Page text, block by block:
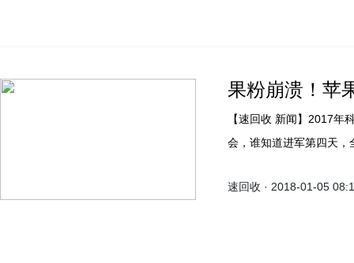
果粉崩溃！苹
【速回收 新闻】2017年
会，谁知道进军第四天，
以利用它们来对PC、移
速回收 · 2018-01-05